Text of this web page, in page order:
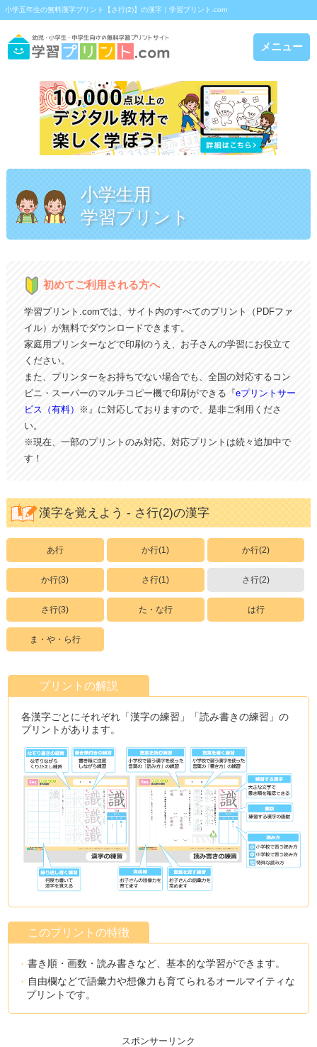
小学五年生の無料漢字プリント【さ行(2)】の漢字｜学習プリント.com
メニュー
小学生用
学習プリント
初めてご利用される方へ
学習プリント.comでは、サイト内のすべてのプリント（PDFファ
イル）が無料でダウンロードできます。
家庭用プリンターなどで印刷のうえ、お子さんの学習にお役立て
ください。
また、プリンターをお持ちでない場合でも、全国の対応するコン
ビニ・スーパーのマルチコピー機で印刷ができる『eプリントサー
ビス（有料）
※』に対応しておりますので、是非ご利用くださ
い。
※現在、一部のプリントのみ対応。対応プリントは続々追加中で
す！
漢字を覚えよう - さ行(2)の漢字
あ行 か行(1) か行(2)
か行(3) さ行(1) さ行(2)
さ行(3) た・な行 は行
ま・や・ら行
プリントの解説
各漢字ごとにそれぞれ「漢字の練習」「読み書きの練習」の
プリントがあります。
このプリントの特徴
書き順・画数・読み書きなど、基本的な学習ができます。
自由欄などで語彙力や想像力も育てられるオールマイティな
プリントです。
スポンサーリンク